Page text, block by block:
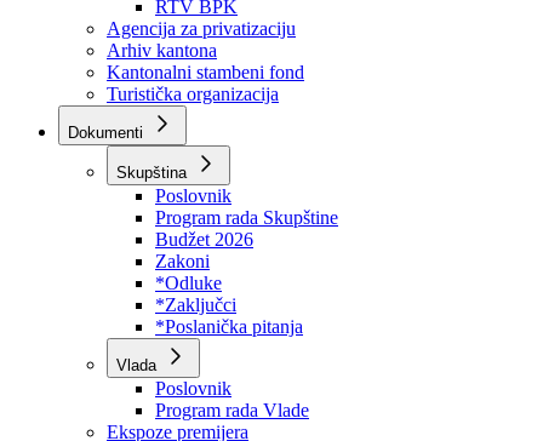
Javna preduzeća
BPK šume
RTV BPK
Agencija za privatizaciju
Arhiv kantona
Kantonalni stambeni fond
Turistička organizacija
Dokumenti
Skupština
Poslovnik
Program rada Skupštine
Budžet 2026
Zakoni
*Odluke
*Zaključci
*Poslanička pitanja
Vlada